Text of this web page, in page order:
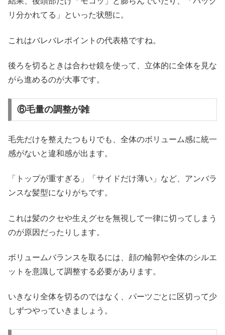
リ分かれてる」といった状態に。
これはバレバレポイントの代表格ですね。
後ろを切るときは合わせ鏡を使って、立体的に全体を見な
がら進めるのが大事です。
⑥毛量の調整が雑
毛先だけを整えたつもりでも、全体のボリューム感に統一
感がないと違和感が出ます。
「トップが重すぎる」「サイドだけ薄い」など、アンバラ
ンスな髪型になりがちです。
これは髪のクセや生えグセを無視して一律に切ってしまう
のが原因だったりします。
ボリュームバランスを取るには、顔の輪郭や全体のシルエ
ットを意識して調整する必要があります。
いきなり全体を切るのではなく、パーツごとに区切って少
しずつやっていきましょう。